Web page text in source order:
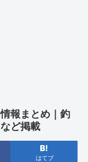
報まとめ｜釣
ど掲載
はてブ